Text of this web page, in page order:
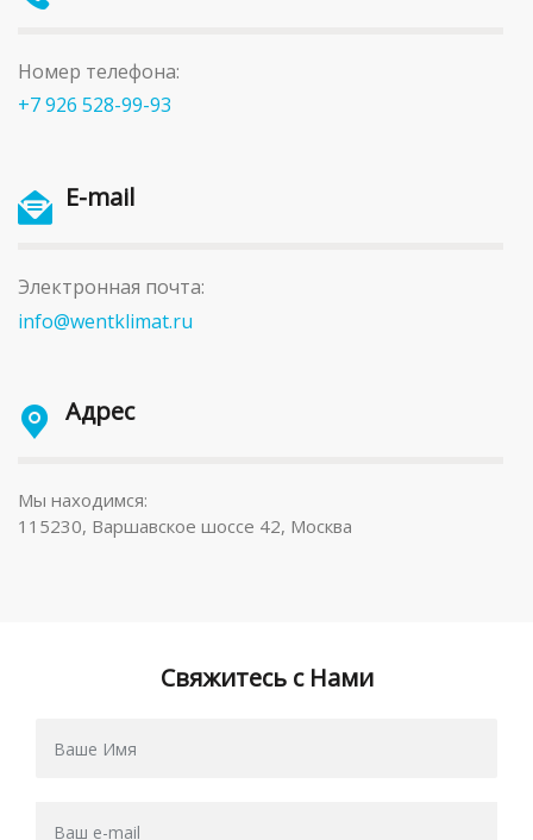
Номер телефона:
+7 926 528-99-93
E-mail
Электронная почта:
info@wentklimat.ru
Адрес
Мы находимся:
115230, Варшавское шоссе 42, Москва
Свяжитесь с Нами